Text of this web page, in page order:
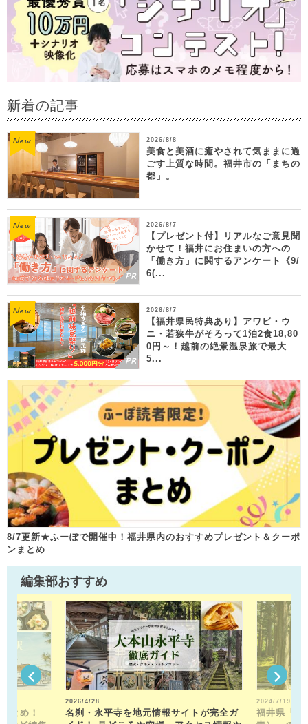
新着の記事
2026/8/8
美食と美酒に癒やされて気ままに過
ごす上質な時間。福井市の「まちの
都」。
2026/8/7
【プレゼント付】リアルなご意見聞
かせて！福井にお住まいの方への
「働き方」に関するアンケート《9/
6(...
2026/8/7
【福井県民特典あり】アワビ・ウ
ニ・若狭牛がそろって1泊2食18,80
0円～！越前の絶景温泉旅で最大
5...
8/7更新★ふーぽで開催中！福井県内のおすすめプレゼント＆クーポ
ンまとめ
編集部おすすめ
とめ！
2026/4/28
名刹・永平寺を地元情報サイトが完全ガ
2024/7/19
福井県「平